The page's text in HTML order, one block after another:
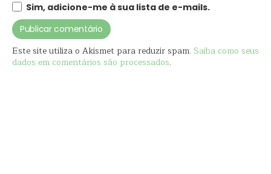
Sim, adicione-me à sua lista de e-mails.
Este site utiliza o Akismet para reduzir spam. Saiba como seus
dados em comentários são processados.